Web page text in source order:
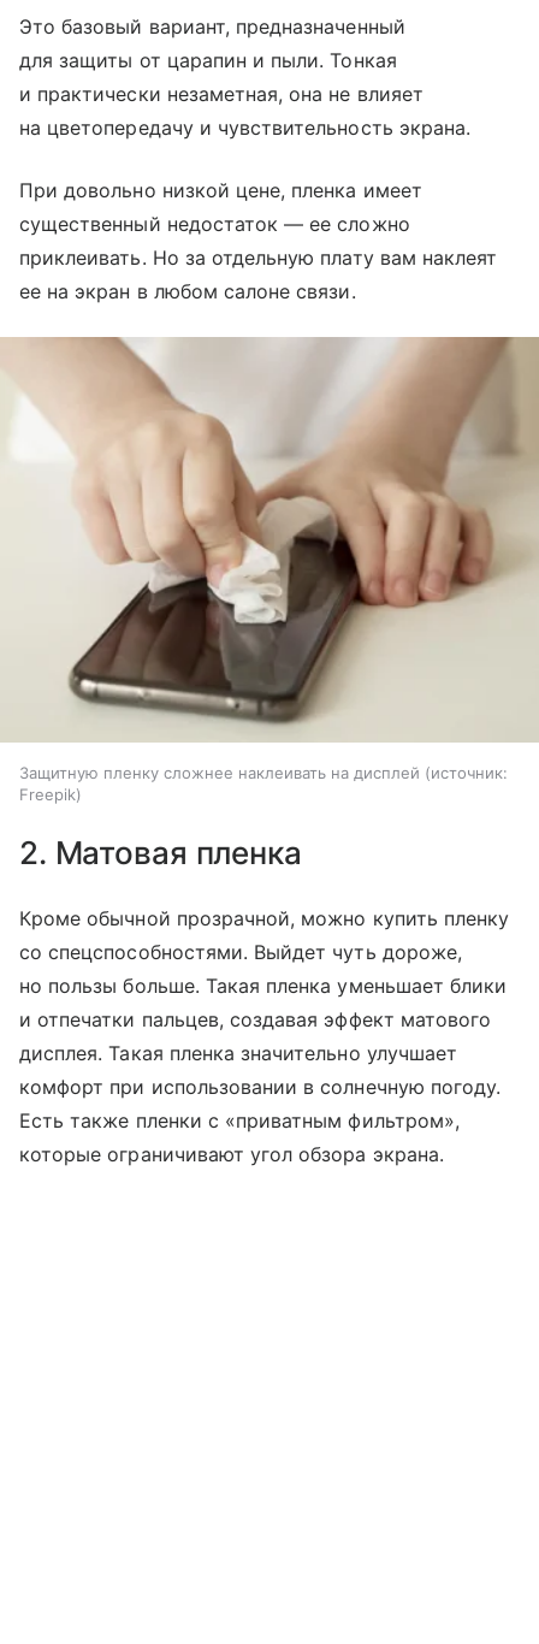
Это базовый вариант, предназначенный
для защиты от царапин и пыли. Тонкая
и практически незаметная, она не влияет
на цветопередачу и чувствительность экрана.
При довольно низкой цене, пленка имеет
существенный недостаток — ее сложно
приклеивать. Но за отдельную плату вам наклеят
ее на экран в любом салоне связи.
Защитную пленку сложнее наклеивать на дисплей
источник:
Freepik
2. Матовая пленка
Кроме обычной прозрачной, можно купить пленку
со спецспособностями. Выйдет чуть дороже,
но пользы больше. Такая пленка уменьшает блики
и отпечатки пальцев, создавая эффект матового
дисплея. Такая пленка значительно улучшает
комфорт при использовании в солнечную погоду.
Есть также пленки с «приватным фильтром»,
которые ограничивают угол обзора экрана.